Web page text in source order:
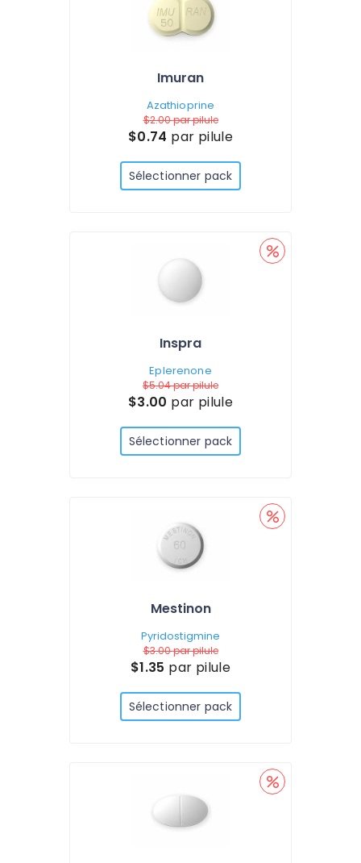
Imuran
Azathioprine
$2.00par pilule
$0.74 par pilule
Sélectionner pack
Inspra
Eplerenone
$5.04par pilule
$3.00 par pilule
Sélectionner pack
Mestinon
Pyridostigmine
$3.00par pilule
$1.35 par pilule
Sélectionner pack